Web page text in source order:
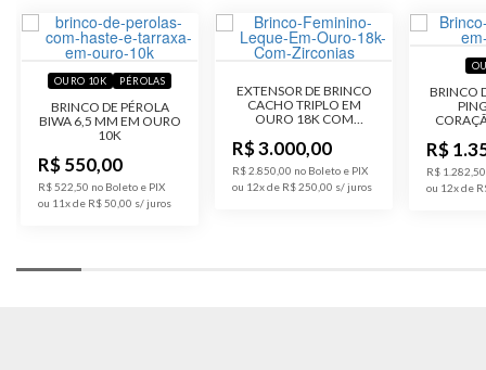
OURO 10K PÉROLAS
BRINCO DE PÉROLA
BIWA 6,5 MM EM OURO
10K
R$ 550,00
R$ 522,50 no Boleto e PIX
ou 11x de R$ 50,00
EXTENSOR DE BRINCO
CACHO TRIPLO EM
OURO 18K COM
R$ 3.000,00
R$ 2.850,00 no Boleto e PIX
ou 12x de R$ 250,00
BRINCO
R$
R$
ou 12x de